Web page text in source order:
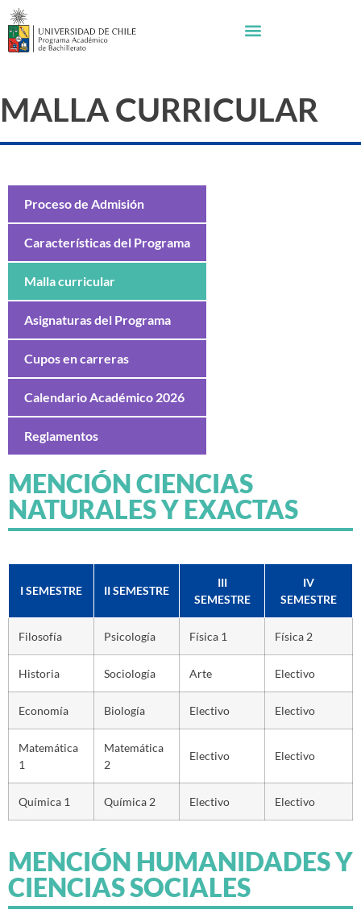
MALLA CURRICULAR
Proceso de Admisión
Características del Programa
Malla curricular
Asignaturas del Programa
Cupos en carreras
Calendario Académico 2026
Reglamentos
MENCIÓN CIENCIAS
NATURALES Y EXACTAS
I SEMESTRE II SEMESTRE
III
SEMESTRE
IV
SEMESTRE
Filosofía Psicología Física 1 Física 2
Historia Sociología Arte Electivo
Economía Biología Electivo Electivo
Matemática
1
Matemática
2
Electivo Electivo
Química 1 Química 2 Electivo Electivo
MENCIÓN HUMANIDADES Y
CIENCIAS SOCIALES